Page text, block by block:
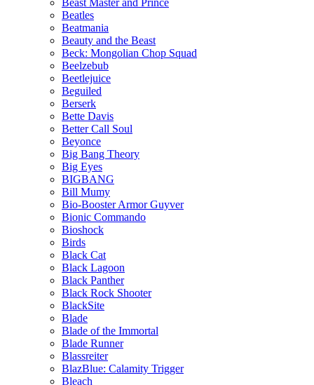
Beast Master and Prince
Beatles
Beatmania
Beauty and the Beast
Beck: Mongolian Chop Squad
Beelzebub
Beetlejuice
Beguiled
Berserk
Bette Davis
Better Call Soul
Beyonce
Big Bang Theory
Big Eyes
BIGBANG
Bill Mumy
Bio-Booster Armor Guyver
Bionic Commando
Bioshock
Birds
Black Cat
Black Lagoon
Black Panther
Black Rock Shooter
BlackSite
Blade
Blade of the Immortal
Blade Runner
Blassreiter
BlazBlue: Calamity Trigger
Bleach